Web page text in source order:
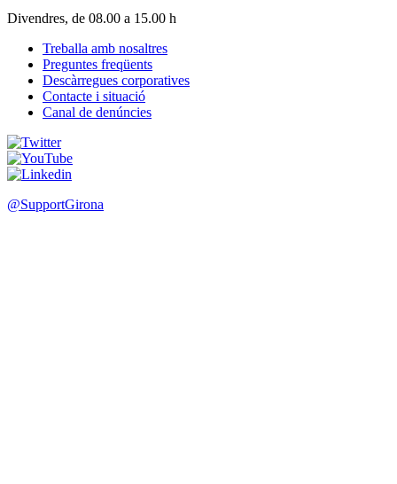
menu
Descàrregues corporatives
Contacte i situació
Canal de denúncies
@SupportGirona